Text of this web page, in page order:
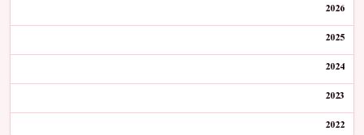
2026
2025
2024
2023
2022